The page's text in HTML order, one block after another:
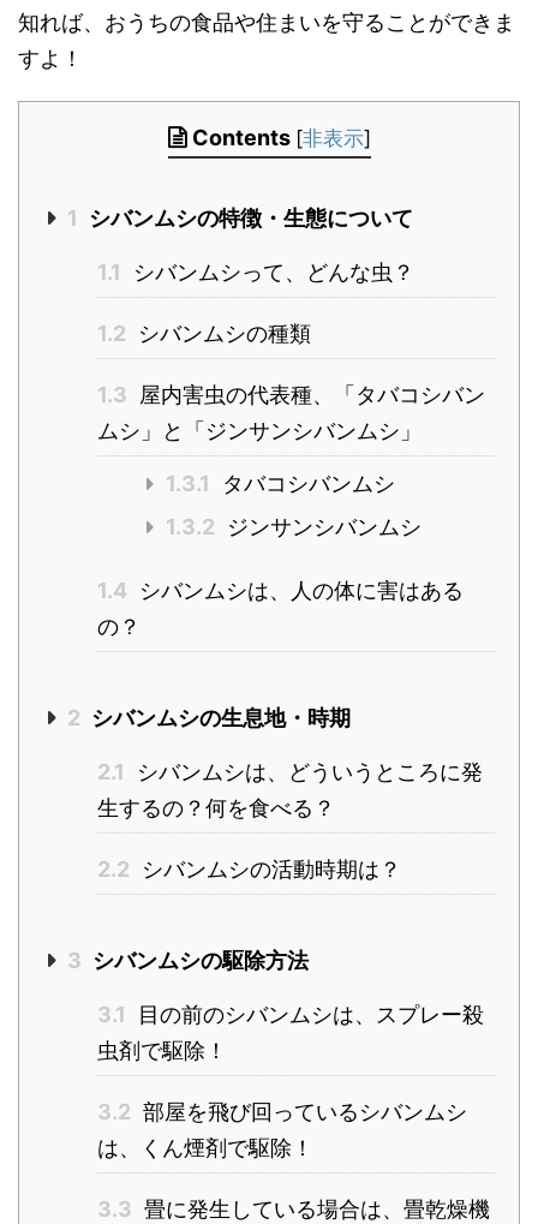
知れば、おうちの食品や住まいを守ることができま
すよ！
Contents [非表示]
1 シバンムシの特徴・生態について
1.1 シバンムシって、どんな虫？
1.2 シバンムシの種類
1.3
屋内害虫の代表種、「タバコシバン
ムシ」と「ジンサンシバンムシ」
1.3.1
タバコシバンムシ
1.3.2
ジンサンシバンムシ
1.4
シバンムシは、人の体に害はある
の？
2 シバンムシの生息地・時期
2.1
シバンムシは、どういうところに発
生するの？何を食べる？
2.2 シバンムシの活動時期は？
3 シバンムシの駆除方法
3.1
目の前のシバンムシは、スプレー殺
虫剤で駆除！
3.2 部屋を飛び回っているシバンムシ
は、くん煙剤で駆除！
3.3 畳に発生している場合は、畳乾燥機